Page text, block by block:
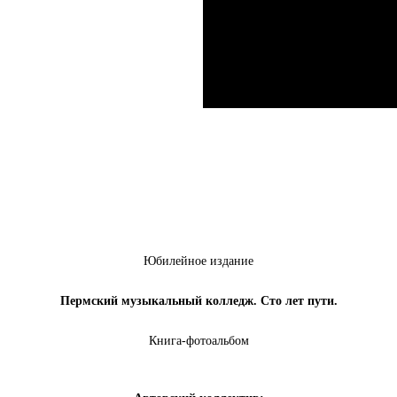
Юбилейное издание
Пермский музыкальный колледж. Сто лет пути.
Книга-фотоальбом